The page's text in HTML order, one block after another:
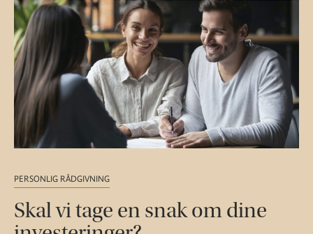
PERSONLIG RÅDGIVNING
Skal vi tage en snak om dine